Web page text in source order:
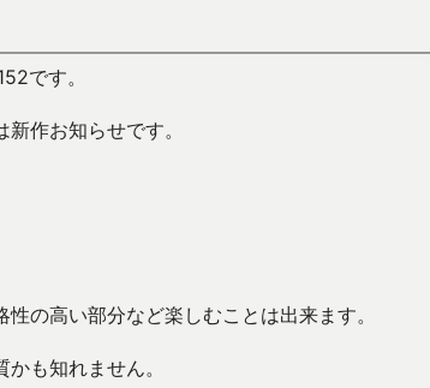
です。
作お知らせです。
の高い部分など楽しむことは出来ます。
も知れません。